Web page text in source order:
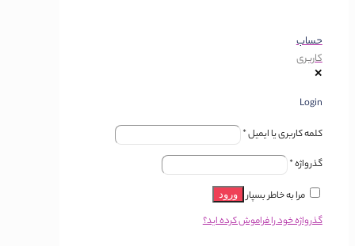
حساب
کاربری
Login
کلمه کاربری یا ایمیل*
گذرواژه*
مرا به خاطر بسپار
ورود
گذرواژه خود را فراموش کرده اید؟